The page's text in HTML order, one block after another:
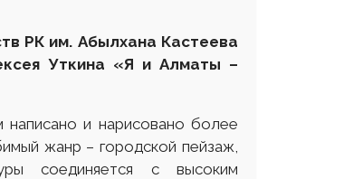
РК им. Абылхана Кастеева
Уткина «Я и Алматы –
и нарисовано более
жанр – городской пейзаж,
соединяется с высоким